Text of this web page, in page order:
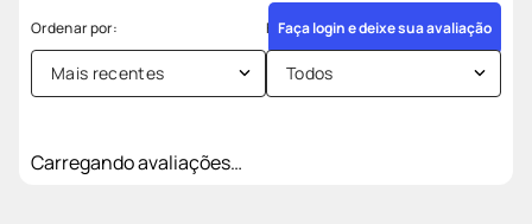
Faça login e deixe sua avaliação
Mais recentes Todos
Carregando avaliações…